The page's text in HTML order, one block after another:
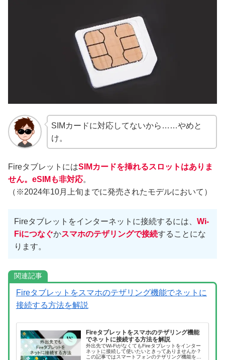
SIMカードに対応してないから……やめと
け。
FireタブレットにはSIMカードを挿れるスロットはありま
せん。eSIMも非対応。
（※2024年10月上旬までに発売されたモデルにおいて）
Fireタブレットをインターネットに接続するには、 Wi-
Fiにつなぐかスマホのテザリングで接続することにな
ります。
関連記事
Fireタブレットをスマホのテザリング機能でネットに
接続する方法を解説
Fireタブレットをスマホのテザリング機能
でネットに接続する方法を解説
外出先でWi-FiがなくてもFireタブレットをインター
ネットに接続して使いたいときってありませんか？
この記事ではスマートフォンのテザリング機能を使